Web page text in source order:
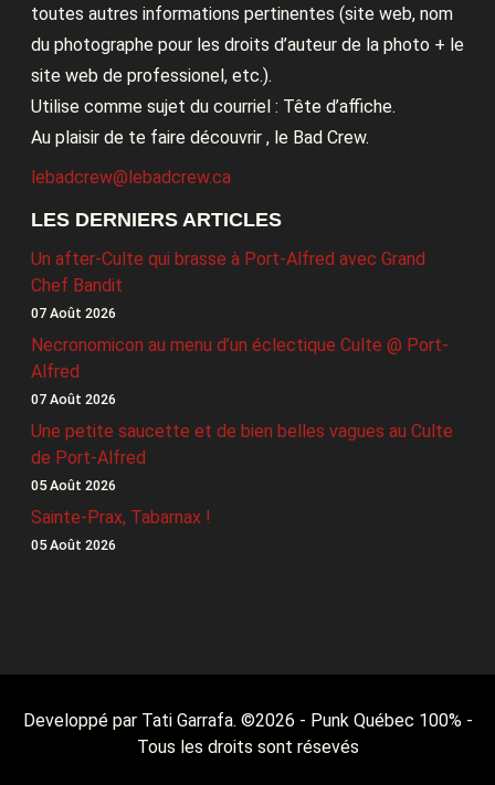
toutes autres informations pertinentes (site web, nom
du photographe pour les droits d’auteur de la photo + le
site web de professionel, etc.).
Utilise comme sujet du courriel : Tête d’affiche.
Au plaisir de te faire découvrir , le Bad Crew.
lebadcrew@lebadcrew.ca
LES DERNIERS ARTICLES
Un after-Culte qui brasse à Port-Alfred avec Grand
Chef Bandit
07 Août 2026
Necronomicon au menu d’un éclectique Culte @ Port-
Alfred
07 Août 2026
Une petite saucette et de bien belles vagues au Culte
de Port-Alfred
05 Août 2026
Sainte-Prax, Tabarnax !
05 Août 2026
Developpé par Tati Garrafa. ©2026 - Punk Québec 100% -
Tous les droits sont résevés